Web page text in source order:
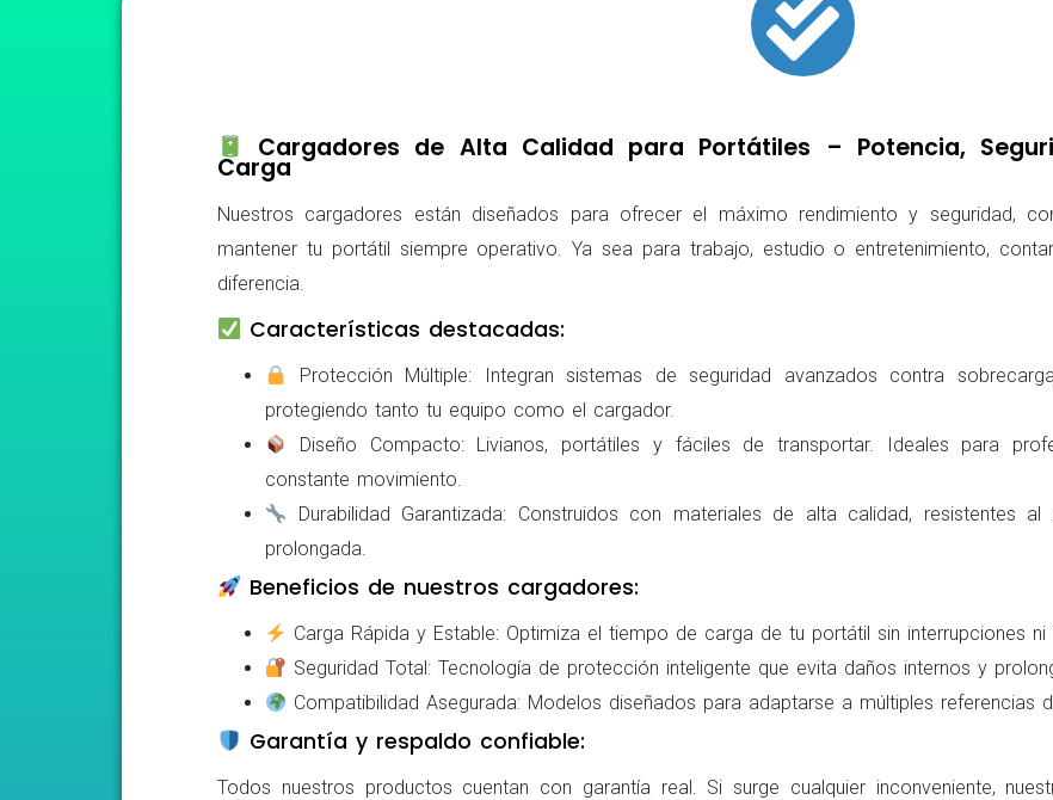
Cargadores de Alta Calidad para Portátiles – Potencia,
Carga
Nuestros cargadores están diseñados para ofrecer el máximo rendimiento y seguridad,
mantener tu portátil siempre operativo. Ya sea para trabajo, estudio o entretenimiento,
diferencia.
Características destacadas:
Protección Múltiple: Integran sistemas de seguridad avanzados contra
protegiendo tanto tu equipo como el cargador.
Diseño Compacto: Livianos, portátiles y fáciles de transportar. Ideales para
constante movimiento.
Durabilidad Garantizada: Construidos con materiales de alta calidad, resistentes
prolongada.
Beneficios de nuestros cargadores:
Carga Rápida y Estable: Optimiza el tiempo de carga de tu portátil sin interrupciones
Seguridad Total: Tecnología de protección inteligente que evita daños internos y
Compatibilidad Asegurada: Modelos diseñados para adaptarse a múltiples referencias
Garantía y respaldo confiable:
Todos nuestros productos cuentan con garantía real. Si surge cualquier inconveniente,